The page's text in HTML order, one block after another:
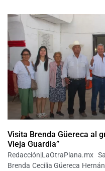
Visita Brenda Güereca al
Vieja Guardia”
Redacción|LaOtraPlana.mx
Brenda Cecilia Güereca